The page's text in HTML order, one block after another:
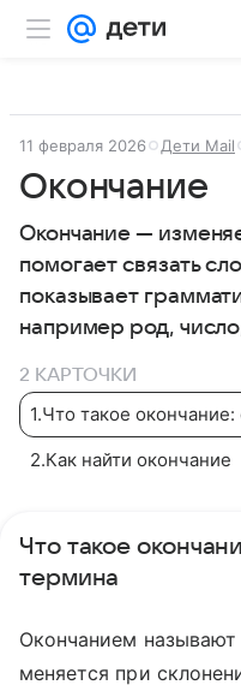
11 февраля 2026 Дети Mail
Окончание
Окончание —
помогает связать
показывает
например род,
2 КАРТОЧКИ
1.Что такое
2.Как найти окончание
Что такое
термина
Окончанием называют
меняется при